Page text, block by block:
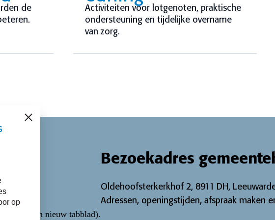
de
Activiteiten voor lotgenoten, praktische
ondersteuning en tijdelijke overname
van zorg.
(opent in nieuw tabblad).
Bezoekadres
Oldehoofsterkerkhof 2, 8911 DH,
Adressen, openingstijden, afspraak maken
op
Sluiten